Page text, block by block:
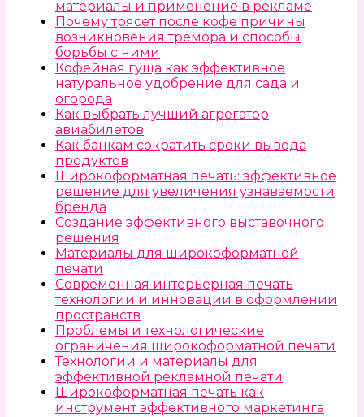
материалы и применение в рекламе
Почему трясет после кофе причины
возникновения тремора и способы
борьбы с ними
Кофейная гуща как эффективное
натуральное удобрение для сада и
огорода
Как выбрать лучший агрегатор
авиабилетов
Как банкам сократить сроки вывода
продуктов
Широкоформатная печать: эффективное
решение для увеличения узнаваемости
бренда
Создание эффективного выставочного
решения
Материалы для широкоформатной
печати
Современная интерьерная печать
технологии и инновации в оформлении
пространств
Проблемы и технологические
ограничения широкоформатной печати
Технологии и материалы для
эффективной рекламной печати
Широкоформатная печать как
инструмент эффективного маркетинга